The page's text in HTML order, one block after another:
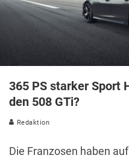
365 PS starker Sport
den 508 GTi?
Redaktion
Die Franzosen haben